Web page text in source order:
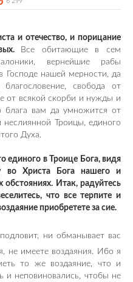
и отечество, и порицание
Все обитающие в сем
вернейшие рабы
Господе нашей мерности, да
свобода от
от всякой скорби и нужды и
блага вам да умножится от
Троицы, единого
Духа.
единого в Троице Бога, видя
во Христа Бога нашего и
обстояниях. Итак, радуйтесь
что все терпите и
приобретете за сие.
ни обманывает вас
не имеете воздаяния. Ибо я
то же воздаяние, что и
и неповиновались, чтобы не